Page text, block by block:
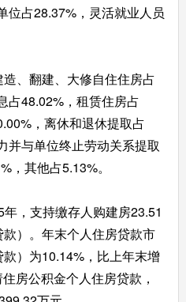
位占28.37%，灵活就业人员
、翻建、大修自住住房占
占48.02%，租赁住房占
，离休和退休提取占
并与单位终止劳动关系提取
，其他占5.13%。
年，支持缴存人购建房23.51
）。年末个人住房贷款市
）为10.14%，比上年末增
房公积金个人住房贷款，